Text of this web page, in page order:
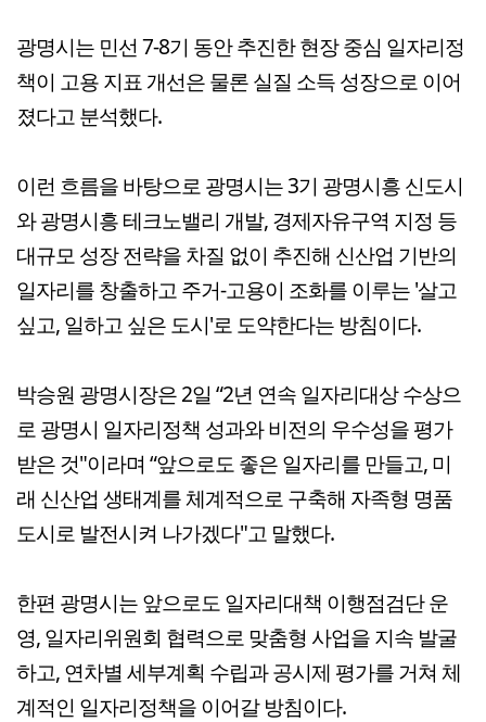
광명시는 민선 7-8기 동안 추진한 현장 중심 일자리정
책이 고용 지표 개선은 물론 실질 소득 성장으로 이어
졌다고 분석했다.
이런 흐름을 바탕으로 광명시는 3기 광명시흥 신도시
와 광명시흥 테크노밸리 개발, 경제자유구역 지정 등
대규모 성장 전략을 차질 없이 추진해 신산업 기반의
일자리를 창출하고 주거-고용이 조화를 이루는 '살고
싶고, 일하고 싶은 도시'로 도약한다는 방침이다.
박승원 광명시장은 2일 “2년 연속 일자리대상 수상으
로 광명시 일자리정책 성과와 비전의 우수성을 평가
받은 것"이라며 “앞으로도 좋은 일자리를 만들고, 미
래 신산업 생태계를 체계적으로 구축해 자족형 명품
도시로 발전시켜 나가겠다"고 말했다.
한편 광명시는 앞으로도 일자리대책 이행점검단 운
영, 일자리위원회 협력으로 맞춤형 사업을 지속 발굴
하고, 연차별 세부계획 수립과 공시제 평가를 거쳐 체
계적인 일자리정책을 이어갈 방침이다.